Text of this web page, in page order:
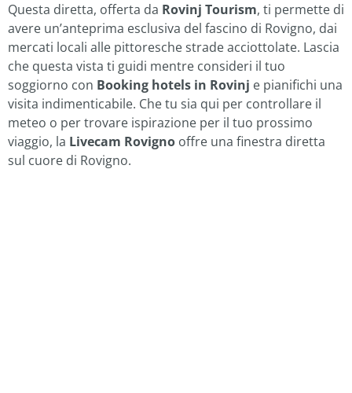
Questa diretta, offerta da Rovinj Tourism, ti permette di
avere un’anteprima esclusiva del fascino di Rovigno, dai
mercati locali alle pittoresche strade acciottolate. Lascia
che questa vista ti guidi mentre consideri il tuo
soggiorno con Booking hotels in Rovinj e pianifichi una
visita indimenticabile. Che tu sia qui per controllare il
meteo o per trovare ispirazione per il tuo prossimo
viaggio, la Livecam Rovigno offre una finestra diretta
sul cuore di Rovigno.